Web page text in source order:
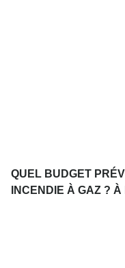
QUEL BUDGET
INCENDIE À GAZ ?